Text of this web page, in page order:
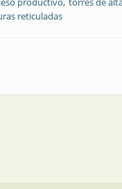
reticuladas
Transmisión en alta tensión